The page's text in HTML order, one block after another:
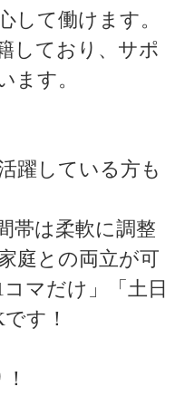
して働けます。
しており、サポ
ます。
躍している方も
帯は柔軟に調整
庭との両立が可
マだけ」「土日
す！